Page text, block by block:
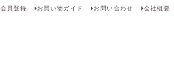
会員登録 お買い物ガイド お問い合わせ 会社概要